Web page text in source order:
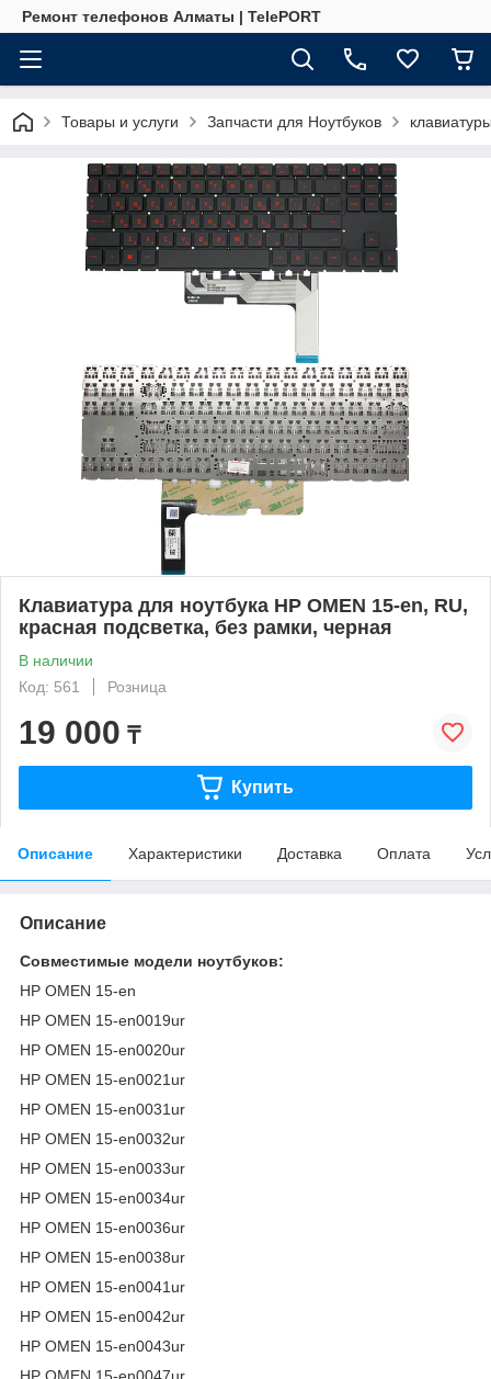
Ремонт телефонов Алматы | TelePORT
Товары и услуги Запчасти для Ноутбуков
Клавиатура для ноутбука HP OMEN 15-en, RU,
красная подсветка, без рамки, черная
В наличии
Код: 561
Розница
19 000 ₸
Купить
Описание Характеристики Доставка Оплата
Описание
Совместимые модели ноутбуков:
HP OMEN 15-en
HP OMEN 15-en0019ur
HP OMEN 15-en0020ur
HP OMEN 15-en0021ur
HP OMEN 15-en0031ur
HP OMEN 15-en0032ur
HP OMEN 15-en0033ur
HP OMEN 15-en0034ur
HP OMEN 15-en0036ur
HP OMEN 15-en0038ur
HP OMEN 15-en0041ur
HP OMEN 15-en0042ur
HP OMEN 15-en0043ur
HP OMEN 15-en0047ur